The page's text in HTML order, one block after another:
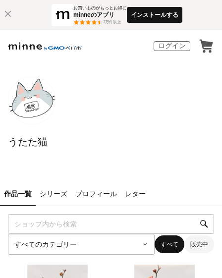
お買いものがもっとお得に
minneのアプリ
3万件以上
インストールする
ログイン
うたた猫
作品一覧 シリーズ プロフィール レター
すべて 販売中